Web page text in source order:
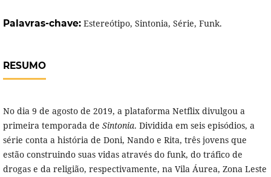
Palavras-chave: Estereótipo, Sintonia, Série, Funk.
RESUMO
No dia 9 de agosto de 2019, a plataforma Netflix divulgou a
primeira temporada de Sintonia. Dividida em seis episódios, a
série conta a história de Doni, Nando e Rita, três jovens que
estão construindo suas vidas através do funk, do tráfico de
drogas e da religião, respectivamente, na Vila Áurea, Zona Leste